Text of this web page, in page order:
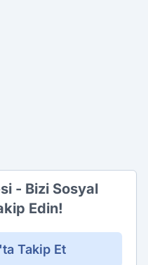
- Bizi Sosyal
Edin!
Takip Et